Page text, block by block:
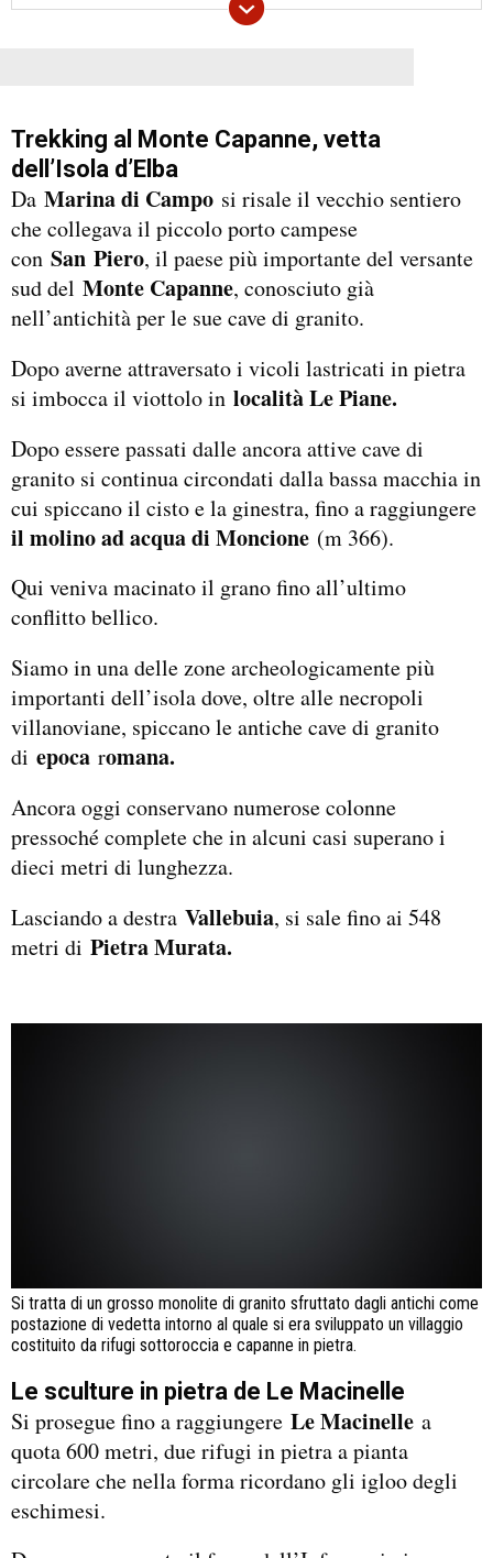
Trekking al Monte Capanne, vetta
dell’Isola d’Elba
Da Marina di Campo si risale il vecchio sentiero
che collegava il piccolo porto campese
con San Piero, il paese più importante del versante
sud del Monte Capanne, conosciuto già
nell’antichità per le sue cave di granito.
Dopo averne attraversato i vicoli lastricati in pietra
si imbocca il viottolo in località Le Piane.
Dopo essere passati dalle ancora attive cave di
granito si continua circondati dalla bassa macchia in
cui spiccano il cisto e la ginestra, fino a raggiungere
il molino ad acqua di Moncione (m 366).
Qui veniva macinato il grano fino all’ultimo
conflitto bellico.
Siamo in una delle zone archeologicamente più
importanti dell’isola dove, oltre alle necropoli
villanoviane, spiccano le antiche cave di granito
di epoca romana.
Ancora oggi conservano numerose colonne
pressoché complete che in alcuni casi superano i
dieci metri di lunghezza.
Lasciando a destra Vallebuia, si sale fino ai 548
metri di Pietra Murata.
Si tratta di un grosso monolite di granito sfruttato dagli antichi come
postazione di vedetta intorno al quale si era sviluppato un villaggio
costituito da rifugi sottoroccia e capanne in pietra.
Le sculture in pietra de Le Macinelle
Si prosegue fino a raggiungere Le Macinelle a
quota 600 metri, due rifugi in pietra a pianta
circolare che nella forma ricordano gli igloo degli
eschimesi.